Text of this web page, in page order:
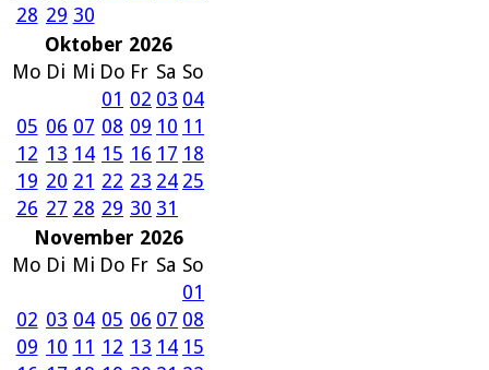
28 29 30
Oktober 2026
Mo Di Mi Do Fr Sa So
01 02 03 04
05 06 07 08 09 10 11
12 13 14 15 16 17 18
19 20 21 22 23 24 25
26 27 28 29 30 31
November 2026
Mo Di Mi Do Fr Sa So
01
02 03 04 05 06 07 08
09 10 11 12 13 14 15